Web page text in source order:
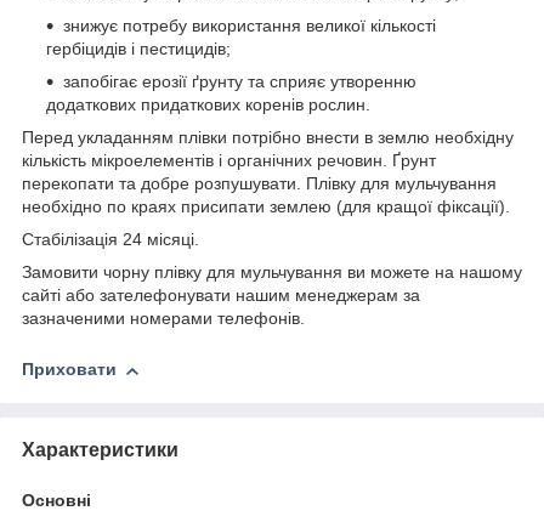
знижує потребу використання великої кількості
гербіцидів і пестицидів;
запобігає ерозії ґрунту та сприяє утворенню
додаткових придаткових коренів рослин.
Перед укладанням плівки потрібно внести в землю необхідну
кількість мікроелементів і органічних речовин. Ґрунт
перекопати та добре розпушувати. Плівку для мульчування
необхідно по краях присипати землею (для кращої фіксації).
Стабілізація 24 місяці.
Замовити чорну плівку для мульчування ви можете на нашому
сайті або зателефонувати нашим менеджерам за
зазначеними номерами телефонів.
Приховати
Характеристики
Основні